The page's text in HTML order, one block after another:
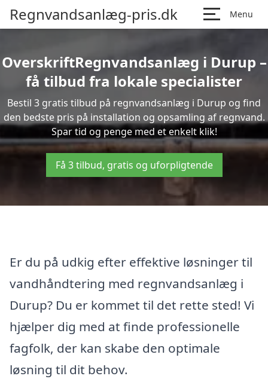
Regnvandsanlæg-pris.dk Menu
OverskriftRegnvandsanlæg i Durup –
få tilbud fra lokale specialister
Bestil 3 gratis tilbud på regnvandsanlæg i Durup og find
den bedste pris på installation og opsamling af regnvand.
Spar tid og penge med et enkelt klik!
Få 3 tilbud, gratis og uforpligtende
Er du på udkig efter effektive løsninger til
vandhåndtering med regnvandsanlæg i
Durup? Du er kommet til det rette sted! Vi
hjælper dig med at finde professionelle
fagfolk, der kan skabe den optimale
løsning til dit behov.